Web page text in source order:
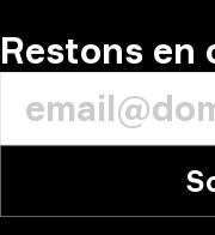
Restons en